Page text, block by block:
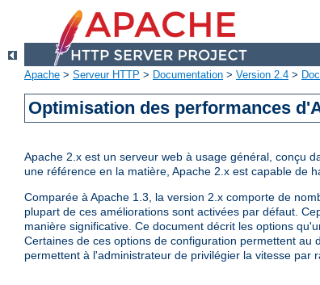
Apache > Serveur HTTP > Documentation > Version 2.4 >
Optimisation des performances
Apache 2.x est un serveur web à usage général, conçu
une référence en la matière, Apache 2.x est capable de
Comparée à Apache 1.3, la version 2.x comporte de
plupart de ces améliorations sont activées par défaut.
manière significative. Ce document décrit les options
Certaines de ces options de configuration permettent
permettent à l'administrateur de privilégier la vitesse par